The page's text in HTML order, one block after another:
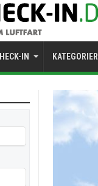
IN KATEGORIER